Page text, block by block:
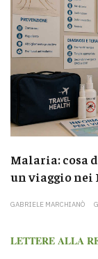
Malaria: cosa
un viaggio nei
GABRIELE MARCHIANÒ
LETTERE ALLA